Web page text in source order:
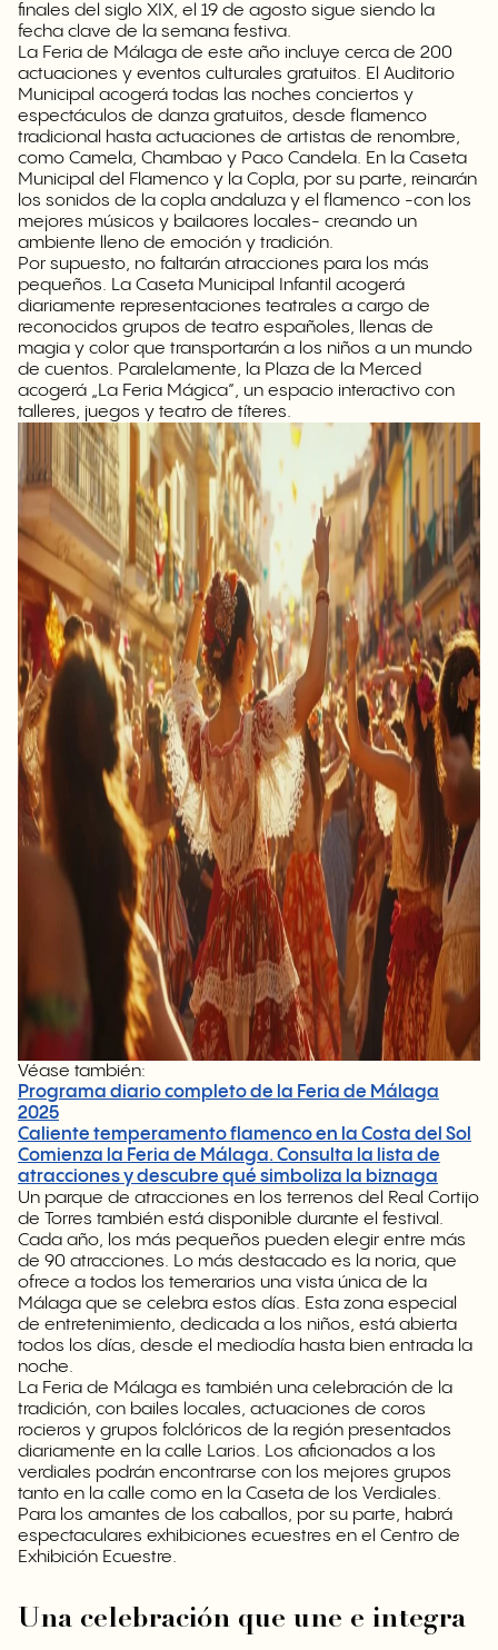
finales del siglo XIX, el 19 de agosto sigue siendo la
fecha clave de la semana festiva.
La Feria de Málaga de este año incluye cerca de 200
actuaciones y eventos culturales gratuitos. El Auditorio
Municipal acogerá todas las noches conciertos y
espectáculos de danza gratuitos, desde flamenco
tradicional hasta actuaciones de artistas de renombre,
como Camela, Chambao y Paco Candela. En la Caseta
Municipal del Flamenco y la Copla, por su parte, reinarán
los sonidos de la copla andaluza y el flamenco -con los
mejores músicos y bailaores locales- creando un
ambiente lleno de emoción y tradición.
Por supuesto, no faltarán atracciones para los más
pequeños. La Caseta Municipal Infantil acogerá
diariamente representaciones teatrales a cargo de
reconocidos grupos de teatro españoles, llenas de
magia y color que transportarán a los niños a un mundo
de cuentos. Paralelamente, la Plaza de la Merced
acogerá „La Feria Mágica”, un espacio interactivo con
talleres, juegos y teatro de títeres.
Véase también:
Programa diario completo de la Feria de Málaga
2025
Caliente temperamento flamenco en la Costa del Sol
Comienza la Feria de Málaga. Consulta la lista de
atracciones y descubre qué simboliza la biznaga
Un parque de atracciones en los terrenos del Real Cortijo
de Torres también está disponible durante el festival.
Cada año, los más pequeños pueden elegir entre más
de 90 atracciones. Lo más destacado es la noria, que
ofrece a todos los temerarios una vista única de la
Málaga que se celebra estos días. Esta zona especial
de entretenimiento, dedicada a los niños, está abierta
todos los días, desde el mediodía hasta bien entrada la
noche.
La Feria de Málaga es también una celebración de la
tradición, con bailes locales, actuaciones de coros
rocieros y grupos folclóricos de la región presentados
diariamente en la calle Larios. Los aficionados a los
verdiales podrán encontrarse con los mejores grupos
tanto en la calle como en la Caseta de los Verdiales.
Para los amantes de los caballos, por su parte, habrá
espectaculares exhibiciones ecuestres en el Centro de
Exhibición Ecuestre.
Una celebración que une e integra